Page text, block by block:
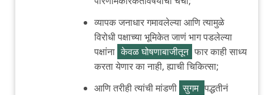
व्यापक जनाधार गमावलेल्या आणि त्यामुळे
विरोधी पक्षाच्या भूमिकेत जाणं भाग पडलेल्या
पक्षांना केवळ घोषणाबाजीतून फार काही साध्य
करता येणार का नाही, ह्याची चिकित्सा;
आणि तरीही त्यांची मांडणी सुगम पद्धतीनं